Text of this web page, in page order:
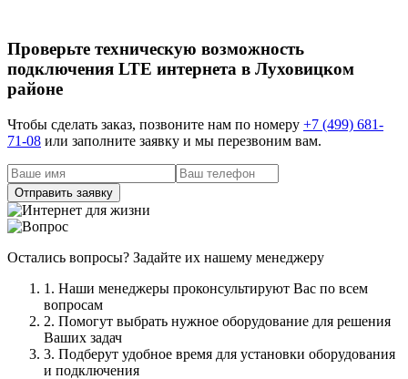
Проверьте техническую возможность
подключения LTE интернета в Луховицком
районе
Чтобы сделать заказ, позвоните нам по номеру +7 (499) 681-
71-08 или заполните заявку и мы перезвоним вам.
Остались вопросы? Задайте их нашему менеджеру
1. Наши менеджеры проконсультируют Вас по всем
вопросам
2. Помогут выбрать нужное оборудование для решения
Ваших задач
3. Подберут удобное время для установки оборудования
и подключения